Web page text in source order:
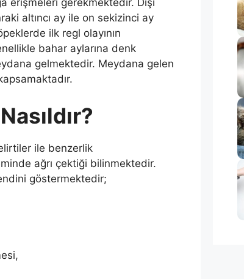
erişmeleri gerekmektedir. Dişi
altıncı ay ile on sekizinci ay
ilk regl olayının
bahar aylarına denk
gelmektedir. Meydana gelen
ile benzerlik
ağrı çektiği bilinmektedir.
göstermektedir;